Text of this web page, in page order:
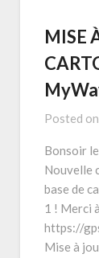
MISE
Posted on
Bonsoir
Nouvelle
base de
1 ! Merci
https://
Mise à